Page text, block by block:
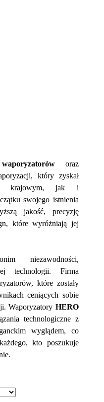
oraz
który zyskał
krajowym, jak i
swojego istnienia
jakość, precyzję
które wyróżniają jej
niezawodności,
technologii. Firma
które zostały
ceniących sobie
Waporyzatory HERO
technologiczne z
wyglądem, co
kto poszukuje